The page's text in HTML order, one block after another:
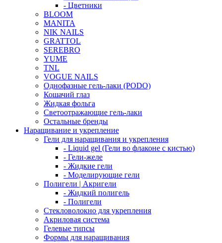
- Цветники
BLOOM
MANITA
NIK NAILS
GRATTOL
SEREBRO
YUME
TNL
VOGUE NAILS
Однофазные гель-лаки (PODO)
Кошачий глаз
Жидкая фольга
Светоотражающие гель-лаки
Остальные бренды
Наращивание и укрепление
Гели для наращивания и укрепления
- Liquid gel (Гели во флаконе с кистью)
- Гели-желе
- Жидкие гели
- Моделирующие гели
Полигели | Акригели
- Жидкий полигель
- Полигели
Стекловолокно для укрепления
Акриловая система
Гелевые типсы
Формы для наращивания